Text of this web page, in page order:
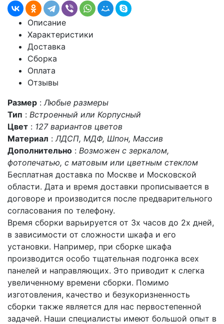
Описание
Характеристики
Доставка
Сборка
Оплата
Отзывы
Размер : Любые размеры
Тип : Встроенный или Корпусный
Цвет : 127 вариантов цветов
Материал : ЛДСП, МДФ, Шпон, Массив
Дополнительно : Возможен с зеркалом,
фотопечатью, с матовым или цветным стеклом
Бесплатная доставка по Москве и Московской
области. Дата и время доставки прописывается в
договоре и производится после предварительного
согласования по телефону.
Время сборки варьируется от 3х часов до 2х дней,
в зависимости от сложности шкафа и его
установки. Например, при сборке шкафа
производится особо тщательная подгонка всех
панелей и направляющих. Это приводит к слегка
увеличенному времени сборки. Помимо
изготовления, качество и безукоризненность
сборки также является для нас первостепенной
задачей. Наши специалисты имеют большой опыт в